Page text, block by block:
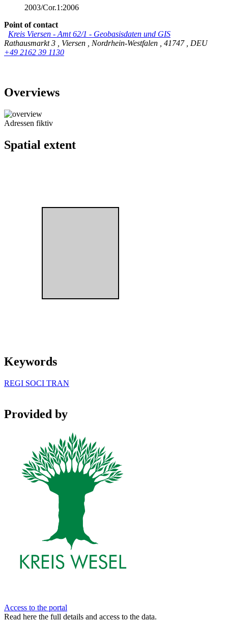
2003/Cor.1:2006
Point of contact
Kreis Viersen - Amt 62/1 - Geobasisdaten und GIS
Rathausmarkt 3
Viersen Nordrhein-Westfalen 41747
DEU
+49 2162 39 1130
Overviews
Adressen fiktiv
Spatial extent
Keywords
REGI SOCI TRAN
Provided by
Access to the portal
Read here the full details and access to the data.